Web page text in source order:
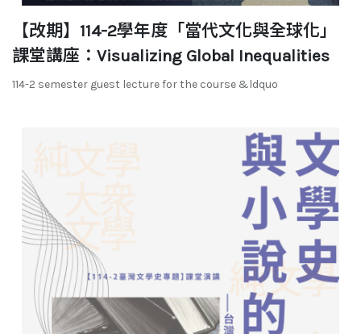
【改期】114-2學年度「當代文化與全球化」
課堂講座：Visualizing Global Inequalities
114-2 semester guest lecture for the course &ldquo